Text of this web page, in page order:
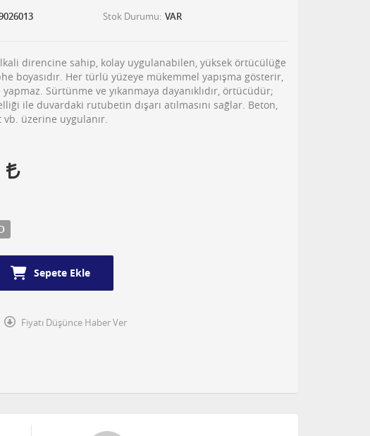
Stok Durumu VAR
direncine sahip, kolay uygulanabilen, yüksek örtücülüğe
boyasıdır. Her türlü yüzeye mükemmel yapışma gösterir,
Sürtünme ve yıkanmaya dayanıklıdır, örtücüdür;
ile duvardaki rutubetin dışarı atılmasını sağlar. Beton,
vb. üzerine uygulanır.
Sepete Ekle
Fiyatı Düşünce Haber Ver